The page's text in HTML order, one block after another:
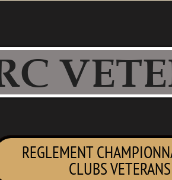
REGLEMENT
CLUBS VETERANS